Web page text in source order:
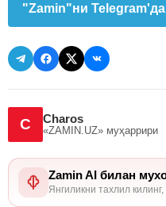
"Zamin"ни Telegram'да
C Charos
«ZAMIN.UZ» муҳаррири
Zamin AI билан
Янгиликни тахлил